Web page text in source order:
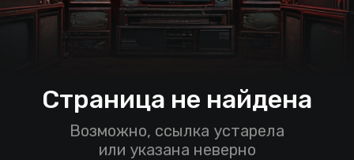
Страница не найдена
Возможно, ссылка устарела
или указана неверно